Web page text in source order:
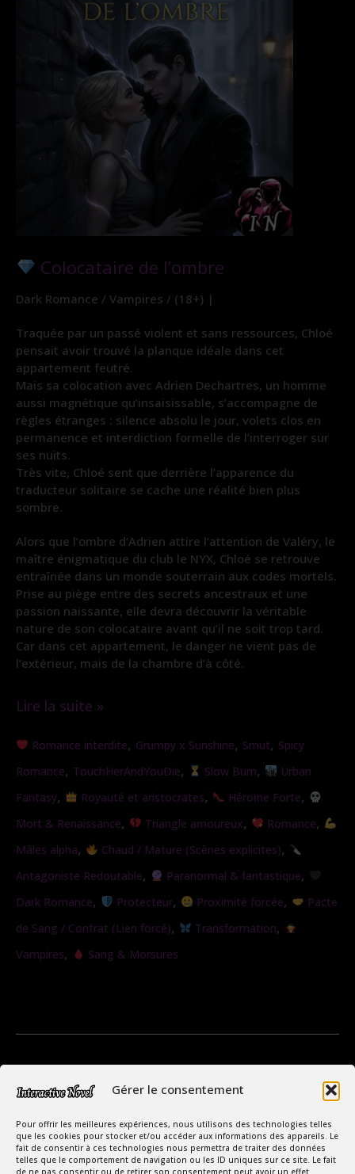
Gérer le consentement
Pour offrir les meilleures expériences, nous utilisons des technologies telles
que les cookies pour stocker et/ou accéder aux informations des appareils. Le
fait de consentir à ces technologies nous permettra de traiter des données
telles que le comportement de navigation ou les ID uniques sur ce site. Le fait
de ne pas consentir ou de retirer son consentement peut avoir un effet
Colocataire de l’ombre
Dark Romance / Vampires / (18+) |
Traquée par un passé violent et sans ressources, Chloé
pensait avoir trouvé la planque idéale dans cet
appartement feutré.
Mais sa colocation avec Adrien Dechartres, un homme
aussi magnétique qu’insaisissable, s’accompagne de
règles étranges : silence absolu le jour, volets clos en
permanence et interdiction formelle de l’interroger sur
ses nuits.
Très vite, Chloé sent que derrière l’apparence du
traducteur solitaire se cache une réalité bien plus
sombre.
Alors que l’ombre d’Adrien attire l’attention de Valéry, le
maître énigmatique du club le NYX, Chloé se retrouve
entraînée dans un monde souterrain aux codes mortels.
Prise au piège entre des secrets ancestraux et une
passion naissante, elle devra découvrir la véritable
nature de son colocataire avant qu’il ne soit trop tard.
Car dans cet appartement, le danger ne vient pas de
l’extérieur, mais de la chambre d’à côté.
Lire la suite »
Romance interdite, Grumpy x Sunshine, Smut, Spicy
Romance, TouchHerAndYouDie, Slow Burn,
Urban
Fantasy, Royauté et aristocrates, Héroïne Forte,
Mort & Renaissance, Triangle amoureux, Romance,
Mâles alpha, Chaud / Mature (Scènes explicites),
Antagoniste Redoutable, Paranormal & fantastique,
Dark Romance, Protecteur, Proximité forcée,
Pacte
de Sang / Contrat (Lien forcé), Transformation,
Vampires, Sang & Morsures